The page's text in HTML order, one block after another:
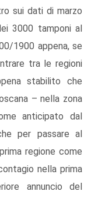
sui dati di marzo
3000 tamponi al
1900 appena, se
tra le regioni
stabilito che
– nella zona
anticipato dal
per passare al
regione come
nella prima
annuncio del